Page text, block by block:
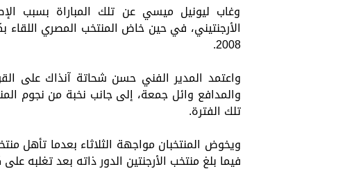
وغاب ليونيل ميسي عن تلك المباراة بسبب
الأرجنتيني، في حين خاض المنتخب المصري
2008.
واعتمد المدير الفني حسن شحاتة آنذاك على
والمدافع وائل جمعة، إلى جانب نخبة من نجوم
تلك الفترة.
فيما بلغ منتخب الأرجنتين الدور ذاته بعد تغلبه على